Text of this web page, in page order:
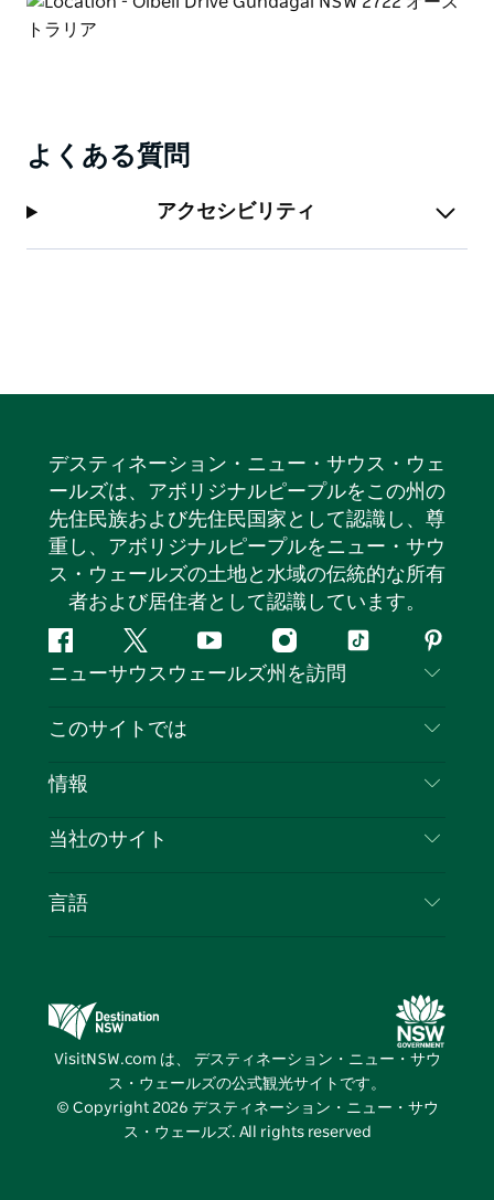
よくある質問
アクセシビリティ
デスティネーション・ニュー・サウス・ウェ
ールズは、アボリジナルピープルをこの州の
先住民族および先住民国家として認識し、尊
重し、アボリジナルピープルをニュー・サウ
ス・ウェールズの土地と水域の伝統的な所有
者および居住者として認識しています。
フ
ェ
ス
ッ
ツ
イ
タ
ユ
ー
イ
ン
テ
ピ
ン
レ
ト
ニューサウスウェールズ州を訪問
お問い合わせ
クッキーに関する通知
このサイトでは
目的地
イベント
情報
旅行情報
NSWでのビジネス
当社のサイト
デスティネーション・ニュー・サウス・ウェール
ズメディアセンター
ビビッド・シドニー
言語
VisitNSW.com は、 デスティネーション・ニュー・サウ
ス・ウェールズの公式観光サイトです。
© Copyright 2026 デスティネーション・ニュー・サウ
ス・ウェールズ. All rights reserved